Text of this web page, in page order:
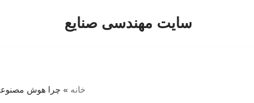
سایت مهندسی صنایع
خانه » چرا هوش